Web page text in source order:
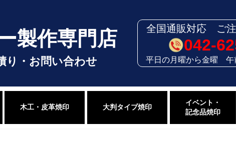
製作専門店
・お問い合わせ
全国通販対応 ご
042-
平日の月曜から金曜 午
木工・皮革焼印 大判タイプ焼印
イベント・
記念品焼印